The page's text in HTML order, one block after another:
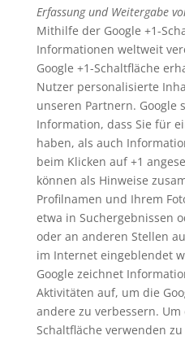
Erfassung und Weitergabe
Mithilfe der Google +1-
Informationen weltweit
Google +1-Schaltfläche
Nutzer personalisierte
unseren Partnern. Google
Information, dass Sie für
haben, als auch
beim Klicken auf +1
können als Hinweise
Profilnamen und Ihrem
etwa in Suchergebnissen
oder an anderen Stellen
im Internet eingeblendet
Google zeichnet
Aktivitäten auf, um die
andere zu verbessern. Um
Schaltfläche verwenden